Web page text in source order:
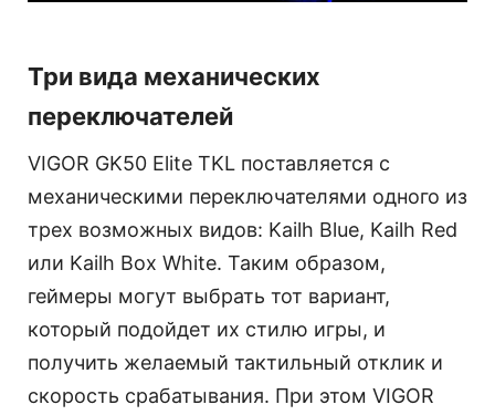
Три вида механических
переключателей
VIGOR GK50 Elite TKL поставляется с
механическими переключателями одного из
трех возможных видов: Kailh Blue, Kailh Red
или Kailh Box White. Таким образом,
геймеры могут выбрать тот вариант,
который подойдет их стилю игры, и
получить желаемый тактильный отклик и
скорость срабатывания. При этом VIGOR